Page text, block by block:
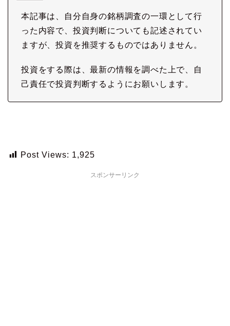
本記事は、自分自身の銘柄調査の一環として行
った内容で、投資判断についても記述されてい
ますが、投資を推奨するものではありません。
投資をする際は、最新の情報を調べた上で、自
己責任で投資判断するようにお願いします。
Post Views: 1,925
スポンサーリンク